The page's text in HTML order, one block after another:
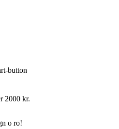
2000 kr.
o ro!